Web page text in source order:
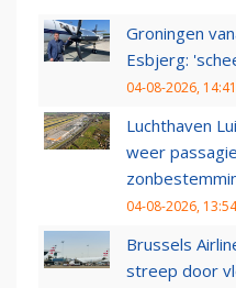
Groningen
Esbjerg:
04-08-2026, 14:41
Luchthaven
weer
04-08-2026, 13:54
Brussels
streep door